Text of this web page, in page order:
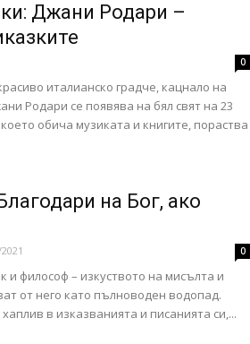
Джани Родари –
0
италианско градче, кацнало на
Родари се появява на бял свят на 23
обича музиката и книгите, пораства
на Бог, ако
0
и философ – изкуството на мисълта и
от него като пълноводен водопад.
в изказванията и писанията си,...